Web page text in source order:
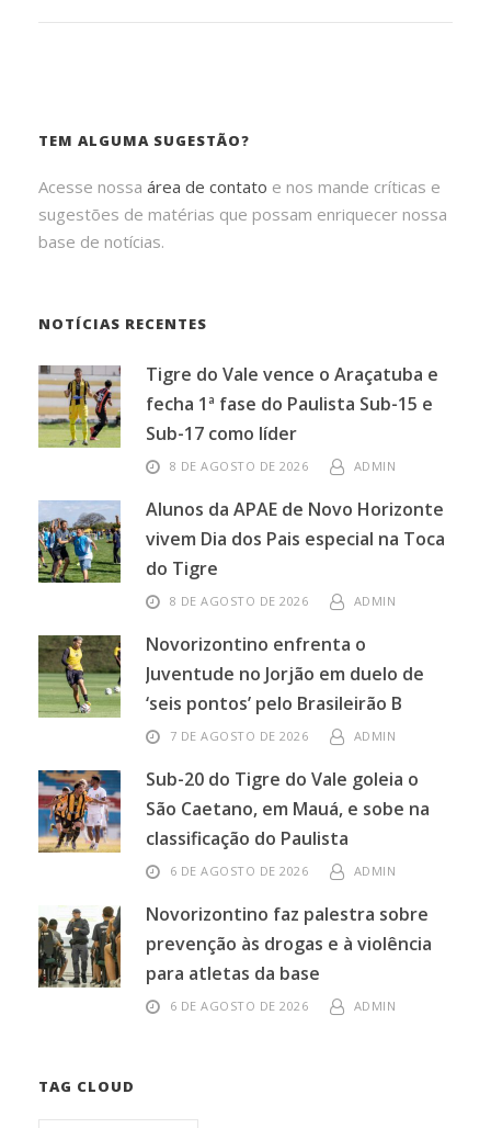
TEM ALGUMA SUGESTÃO?
Acesse nossa área de contato e nos mande críticas e
sugestões de matérias que possam enriquecer nossa
base de notícias.
NOTÍCIAS RECENTES
Tigre do Vale vence o Araçatuba e
fecha 1ª fase do Paulista Sub-15 e
Sub-17 como líder
8 DE AGOSTO DE 2026 ADMIN
Alunos da APAE de Novo Horizonte
vivem Dia dos Pais especial na Toca
do Tigre
8 DE AGOSTO DE 2026 ADMIN
Novorizontino enfrenta o
Juventude no Jorjão em duelo de
‘seis pontos’ pelo Brasileirão B
7 DE AGOSTO DE 2026 ADMIN
Sub-20 do Tigre do Vale goleia o
São Caetano, em Mauá, e sobe na
classificação do Paulista
6 DE AGOSTO DE 2026 ADMIN
Novorizontino faz palestra sobre
prevenção às drogas e à violência
para atletas da base
6 DE AGOSTO DE 2026 ADMIN
TAG CLOUD